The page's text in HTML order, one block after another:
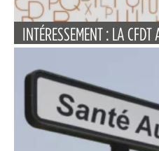
INTÉRESSEMENT : LA CFDT